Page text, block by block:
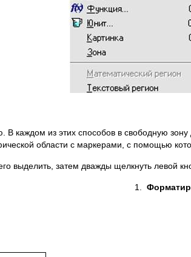
каждом из этих способов в свободную
области с маркерами, с помощью
выделить, затем дважды щелкнуть левой
1.